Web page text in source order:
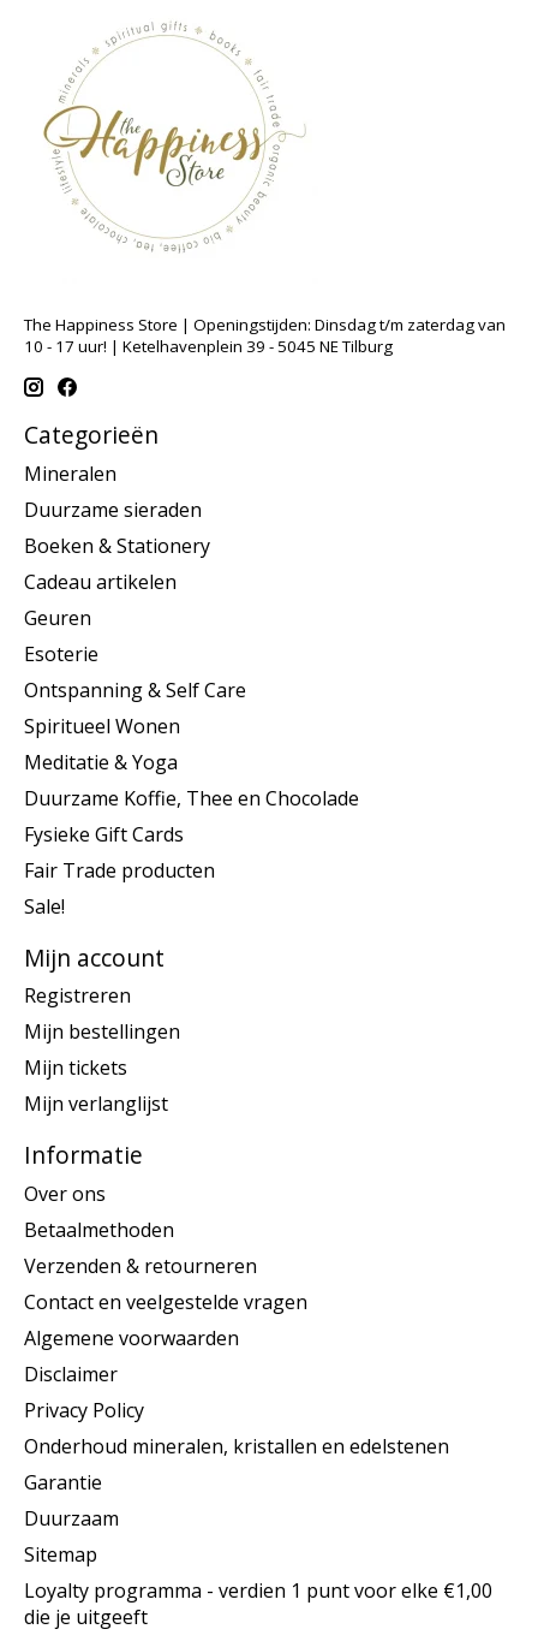
The Happiness Store | Openingstijden: Dinsdag t/m zaterdag van
10 - 17 uur! | Ketelhavenplein 39 - 5045 NE Tilburg
Categorieën
Mineralen
Duurzame sieraden
Boeken & Stationery
Cadeau artikelen
Geuren
Esoterie
Ontspanning & Self Care
Spiritueel Wonen
Meditatie & Yoga
Duurzame Koffie, Thee en Chocolade
Fysieke Gift Cards
Fair Trade producten
Sale!
Mijn account
Registreren
Mijn bestellingen
Mijn tickets
Mijn verlanglijst
Informatie
Over ons
Betaalmethoden
Verzenden & retourneren
Contact en veelgestelde vragen
Algemene voorwaarden
Disclaimer
Privacy Policy
Onderhoud mineralen, kristallen en edelstenen
Garantie
Duurzaam
Sitemap
Loyalty programma - verdien 1 punt voor elke €1,00
die je uitgeeft